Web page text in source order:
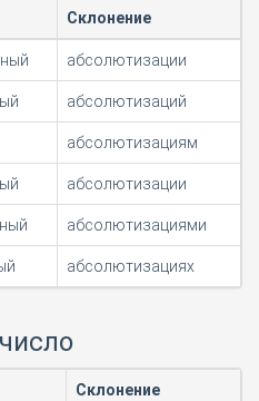
Склонение
абсолютизации
абсолютизаций
абсолютизациям
абсолютизации
абсолютизациями
абсолютизациях
Склонение